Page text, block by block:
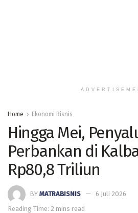
Home Ekonomi Bisnis
Hingga Mei,
Perbankan di
Rp80,8 Triliun
BY MATRABISNIS
6 Juli 2026
Reading Time: 2 mins read